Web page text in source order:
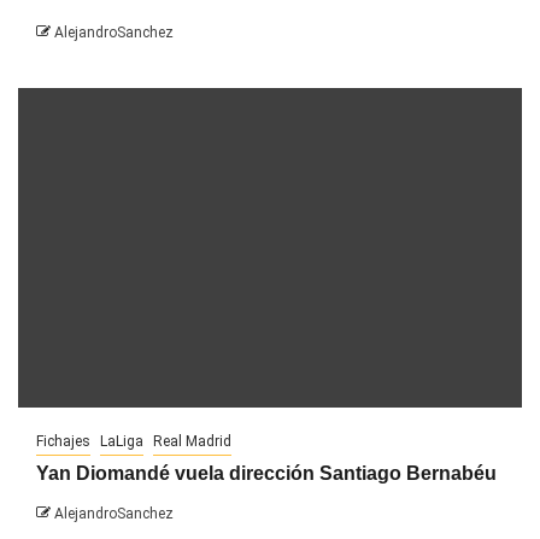
AlejandroSanchez
Fichajes LaLiga Real Madrid
Yan Diomandé vuela dirección Santiago Bernabéu
AlejandroSanchez